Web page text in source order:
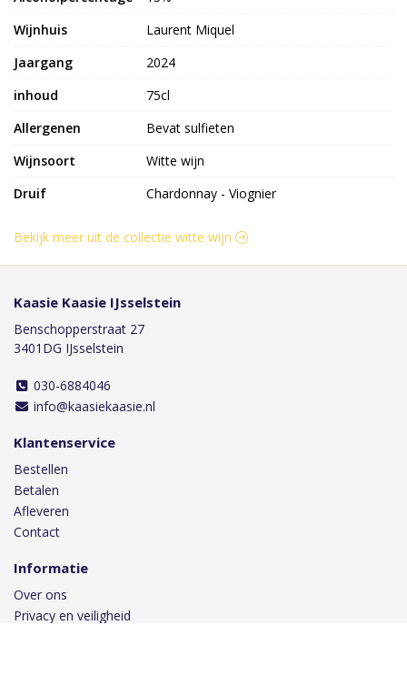
Wijnhuis
Laurent Miquel
Jaargang
2024
inhoud
75cl
Allergenen
Bevat sulfieten
Wijnsoort
Witte wijn
Druif
Chardonnay - Viognier
Bekijk meer uit de collectie witte wijn
Kaasie Kaasie IJsselstein
Benschopperstraat 27
3401DG IJsselstein
030-6884046
info@kaasiekaasie.nl
Klantenservice
Bestellen
Betalen
Afleveren
Contact
Informatie
Over ons
Privacy en veiligheid